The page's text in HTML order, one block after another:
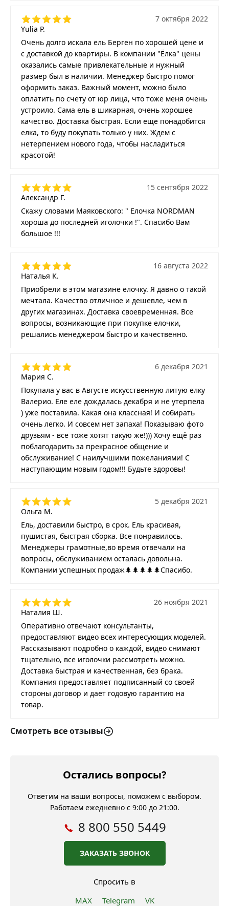
Yulia P.
7 октября 2022
Очень долго искала ель Берген по хорошей цене и
с доставкой до квартиры. В компании "Ёлка" цены
оказались самые привлекательные и нужный
размер был в наличии. Менеджер быстро помог
оформить заказ. Важный момент, можно было
оплатить по счету от юр лица, что тоже меня очень
устроило. Сама ель в шикарная, очень хорошее
качество. Доставка быстрая. Если еще понадобится
елка, то буду покупать только у них. Ждем с
нетерпением нового года, чтобы насладиться
красотой!
Александр Г.
15 сентября 2022
Скажу словами Маяковского: " Елочка NORDMAN
хороша до последней иголочки !". Спасибо Вам
большое !!!
Наталья К.
16 августа 2022
Приобрели в этом магазине елочку. Я давно о такой
мечтала. Качество отличное и дешевле, чем в
других магазинах. Доставка своевременная. Все
вопросы, возникающие при покупке елочки,
решались менеджером быстро и качественно.
Мария С.
6 декабря 2021
Покупала у вас в Августе искусственную литую елку
Валерио. Еле еле дождалась декабря и не утерпела
) уже поставила. Какая она классная! И собирать
очень легко. И совсем нет запаха! Показываю фото
друзьям - все тоже хотят такую же!))) Хочу ещё раз
поблагодарить за прекрасное общение и
обслуживание! С наилучшими пожеланиями! С
наступающим новым годом!!! Будьте здоровы!
Ольга М.
5 декабря 2021
Ель, доставили быстро, в срок. Ель красивая,
пушистая, быстрая сборка. Все понравилось.
Менеджеры грамотные,во время отвечали на
вопросы, обслуживанием осталась довольна.
Компании успешных продаж🌲🌲🌲🌲🌲Спасибо.
Наталия Ш.
26 ноября 2021
Оперативно отвечают консультанты,
предоставляют видео всех интересующих моделей.
Рассказывают подробно о каждой, видео снимают
тщательно, все иголочки рассмотреть можно.
Доставка быстрая и качественная, без брака.
Компания предоставляет подписанный со своей
стороны договор и дает годовую гарантию на
товар.
Смотреть все отзывы
Остались вопросы?
Ответим на ваши вопросы, поможем с выбором.
Работаем ежедневно с 9:00 до 21:00.
8 800 550 5449
ЗАКАЗАТЬ ЗВОНОК
Спросить в
MAX
Telegram VK